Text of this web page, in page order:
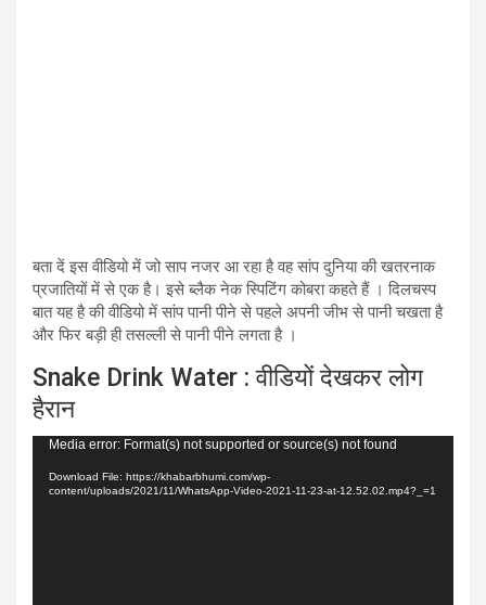
बता दें इस वीडियो में जो साप नजर आ रहा है वह सांप दुनिया की खतरनाक
प्रजातियों में से एक है। इसे ब्लैक नेक स्पिटिंग कोबरा कहते हैं । दिलचस्प
बात यह है की वीडियो में सांप पानी पीने से पहले अपनी जीभ से पानी चखता है
और फिर बड़ी ही तसल्ली से पानी पीने लगता है ।
Snake Drink Water : वीडियों देखकर लोग
हैरान
Video
Media error: Format(s) not supported or source(s) not found
Download File: https://khabarbhumi.com/wp-
content/uploads/2021/11/WhatsApp-Video-2021-11-23-at-12.52.02.mp4?_=1